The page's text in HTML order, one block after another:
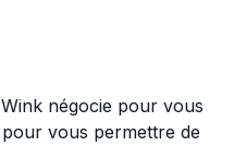
négocie pour vous
vous permettre de